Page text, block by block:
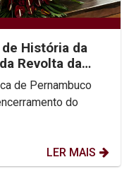
História da
Revolta da
de Pernambuco
do
LER MAIS